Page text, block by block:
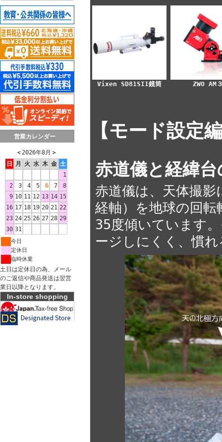
営業カレンダー
＜ 2026年8月 ＞
日
月 火 水 木 金 土
1
2
3 4 5 6 7
8
9 10 11 12 13 14 15
16 17 18 19 20 21 22
23 24 25 26 27 28 29
30 31
今日
定休日
臨時休業
土日は定休日の為、メール
のご返信や商品発送は翌営
業日以降となります。
In-store shopping
Vixen SD81SII鏡筒 ZWO AM
【モード設定
赤道儀と経緯
赤道儀は、天体撮
経軸）を地球の回
35度傾いています
ージしにくく、慣